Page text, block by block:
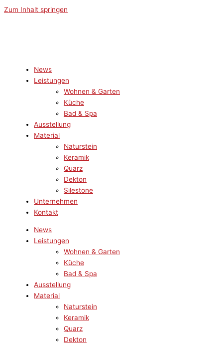
Zum Inhalt springen
News
Leistungen
Wohnen & Garten
Küche
Bad & Spa
Ausstellung
Material
Naturstein
Keramik
Quarz
Dekton
Silestone
Unternehmen
Kontakt
News
Leistungen
Wohnen & Garten
Küche
Bad & Spa
Ausstellung
Material
Naturstein
Keramik
Quarz
Dekton